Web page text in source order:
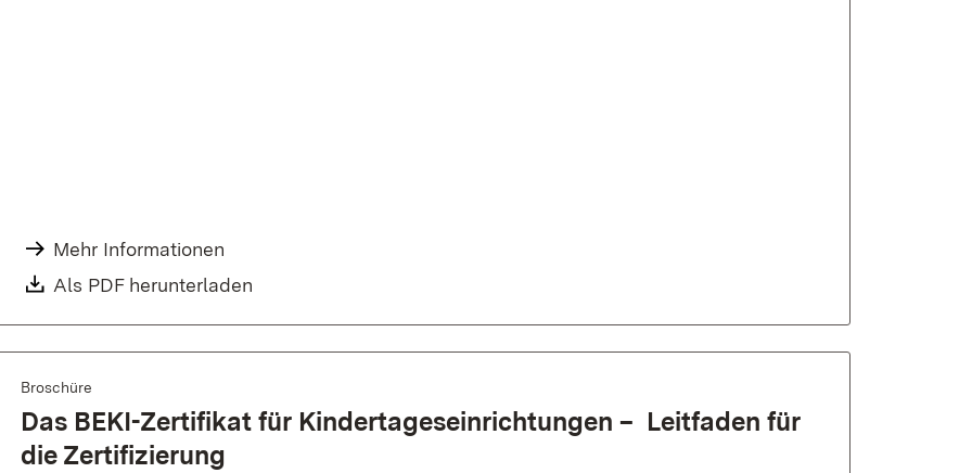
Mehr Informationen
Als PDF herunterladen
Broschüre
Das BEKI-Zertifikat für Kindertageseinrichtungen – Leitfaden für
die Zertifizierung